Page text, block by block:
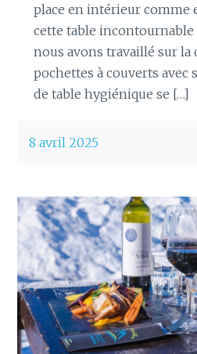
place en intérieur comme
cette table incontournable
nous avons travaillé sur la
pochettes à couverts avec
de table hygiénique se […]
8 avril 2025